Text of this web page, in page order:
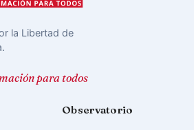
la Libertad de
para todos
Observatorio